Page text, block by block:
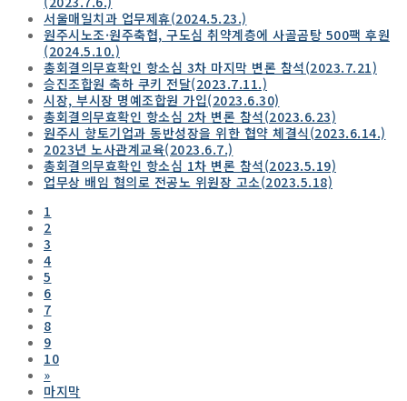
서울매일치과 업무제휴(2024.5.23.)
원주시노조·원주축협, 구도심 취약계층에 사골곰탕 500팩 후원
(2024.5.10.)
총회결의무효확인 항소심 3차 마지막 변론 참석(2023.7.21)
승진조합원 축하 쿠키 전달(2023.7.11.)
시장, 부시장 명예조합원 가입(2023.6.30)
총회결의무효확인 항소심 2차 변론 참석(2023.6.23)
원주시 향토기업과 동반성장을 위한 협약 체결식(2023.6.14.)
2023년 노사관계교육(2023.6.7.)
총회결의무효확인 항소심 1차 변론 참석(2023.5.19)
업무상 배임 혐의로 전공노 위원장 고소(2023.5.18)
1
2
3
4
5
6
7
8
9
10
»
마지막